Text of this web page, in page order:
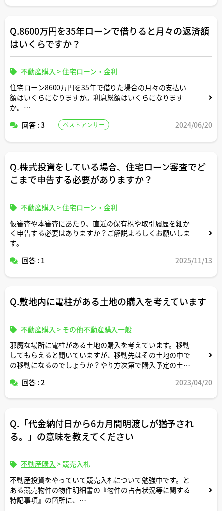
Q.8600万円を35年ローンで借りると月々の返済額
はいくらですか？
不動産購入 >住宅ローン・金利
住宅ローン8600万円を35年で借りた場合の月々の支払い
額はいくらになりますか。利息総額はいくらになります
か。
返済条件や金利条件等は適当な形で設定していただいて構
回答 : 3 ベストアンサー 2024/06/20
Q.株式投資をしている場合、住宅ローン審査でど
こまで申告する必要がありますか？
不動産購入 >住宅ローン・金利
仮審査や本審査にあたり、直近の保有株や取引履歴を細か
く申告する必要はありますか？ご解説よろしくお願いしま
す。
回答 : 1
2025/11/13
Q.敷地内に電柱がある土地の購入を考えています
不動産購入 > その他不動産購入一般
邪魔な場所に電柱がある土地の購入を考えています。移動
してもらえると聞いていますが、移動先はその土地の中で
の移動になるのでしょうか？やり方次第で購入予定の土地
回答 : 2 2023/04/20
Q.「代金納付日から6カ月間明渡しが猶予され
る。」の意味を教えてください
不動産購入 >競売入札
不動産投資をやっていて競売入札について勉強中です。と
ある競売物件の物件明細書の『物件の占有状況等に関する
特記事項』の箇所に、